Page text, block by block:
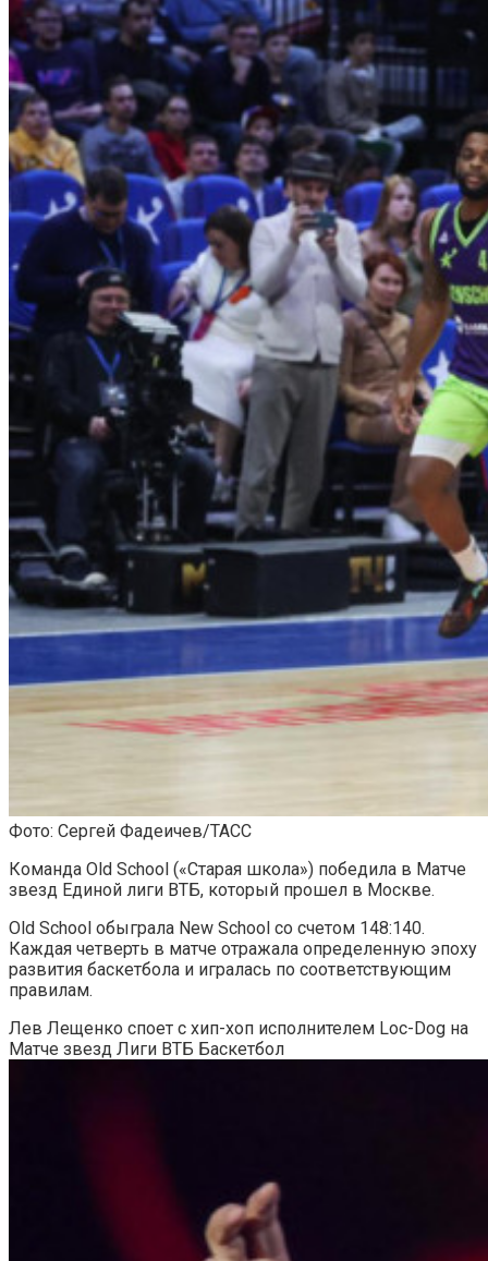
Фото: Сергей Фадеичев/ТАСС
Команда Old School («Старая школа») победила в Матче
звезд Единой лиги ВТБ, который прошел в Москве.
Old School обыграла New School со счетом 148:140.
Каждая четверть в матче отражала определенную эпоху
развития баскетбола и игралась по соответствующим
правилам.
Лев Лещенко споет с хип-хоп исполнителем Loc-Dog на
Матче звезд Лиги ВТБ Баскетбол